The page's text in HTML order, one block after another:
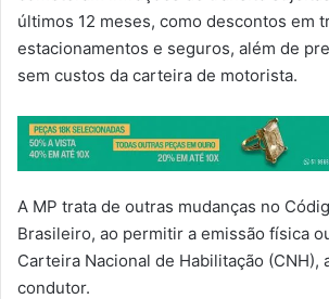
últimos 12 meses, como descontos em
estacionamentos e seguros, além de
sem custos da carteira de motorista.
A MP trata de outras mudanças no
Brasileiro, ao permitir a emissão física
Carteira Nacional de Habilitação (CNH),
condutor.